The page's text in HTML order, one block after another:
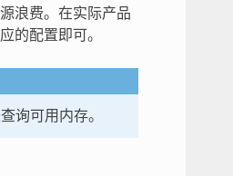
浪费。在实际产品
的配置即可。
询可用内存。